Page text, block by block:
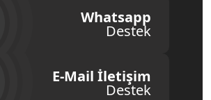
Whatsapp
Destek
E-Mail İletişim
Destek